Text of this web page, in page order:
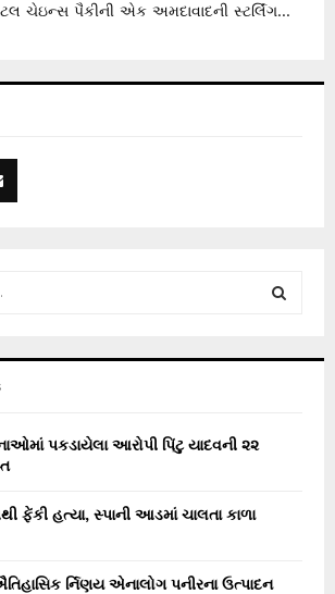
ચેઇન્સ પૈકીની એક અમદાવાદની સ્ટર્લિંગ...
પકડાયેલા આરોપી પિંટુ યાદવની ૨૨
ફેંકી હત્યા, સ્પાની આડમાં ચાલતા કાળા
ર્નિણય એનાલોગ પનીરના ઉત્પાદન